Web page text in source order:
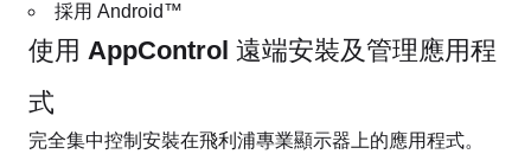
採用 Android™
使用 AppControl 遠端安裝及管理應用程
式
完全集中控制安裝在飛利浦專業顯示器上的應用程式。